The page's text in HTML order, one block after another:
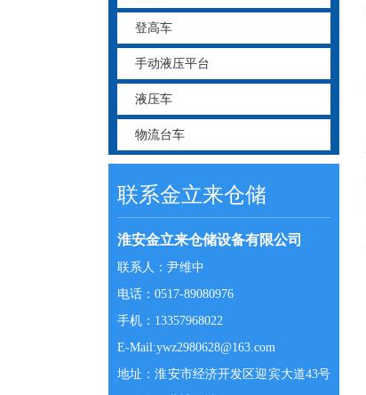
登高车
手动液压平台
液压车
物流台车
联系金立来仓储
淮安金立来仓储设备有限公司
联系人：尹维中
电话：0517-89080976
手机：13357968022
E-Mail:ywz2980628@163.com
地址：淮安市经济开发区迎宾大道43号